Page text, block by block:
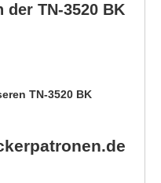
TN-3520 BK
TN-3520 BK